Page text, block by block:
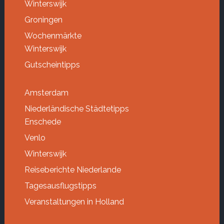
Winterswijk
Groningen
Wochenmärkte
Winterswijk
Gutscheintipps
Amsterdam
Niederländische Städtetipps
Enschede
Venlo
Winterswijk
Reiseberichte Niederlande
Tagesausflugstipps
Veranstaltungen in Holland